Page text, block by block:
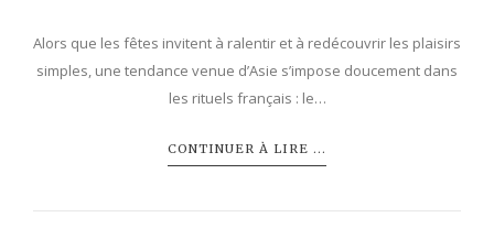
Alors que les fêtes invitent à ralentir et à redécouvrir les plaisirs
simples, une tendance venue d’Asie s’impose doucement dans
les rituels français : le…
CONTINUER À LIRE ...